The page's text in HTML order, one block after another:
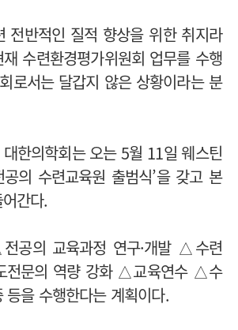
전반적인 질적 향상을 위한 취지라
수련환경평가위원회 업무를 수행
로서는 달갑지 않은 상황이라는 분
한의학회는 오는 5월 11일 웨스틴
공의 수련교육원 출범식’을 갖고 본
간다.
공의 교육과정 연구·개발 △수련
전문의 역량 강화 △교육연수 △수
등을 수행한다는 계획이다.